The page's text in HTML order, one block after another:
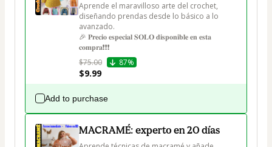
Aprende el maravilloso arte del crochet,
diseñando prendas desde lo básico a lo
avanzado.
🎉 𝐏𝐫𝐞𝐜𝐢𝐨 𝐞𝐬𝐩𝐞𝐜𝐢𝐚𝐥 𝐒𝐎𝐋𝐎 𝐝𝐢𝐬𝐩𝐨𝐧𝐢𝐛𝐥𝐞 𝐞𝐧 𝐞𝐬𝐭𝐚
𝐜𝐨𝐦𝐩𝐫𝐚❗❗❗
$75.00
87%
$9.99
Add to purchase
MACRAMÉ: experto en 20 días